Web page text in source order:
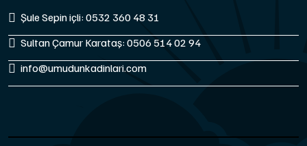
Şule Sepin içli: 0532 360 48 31
Sultan Çamur Karataş: 0506 514 02 94
info@umudunkadinlari.com